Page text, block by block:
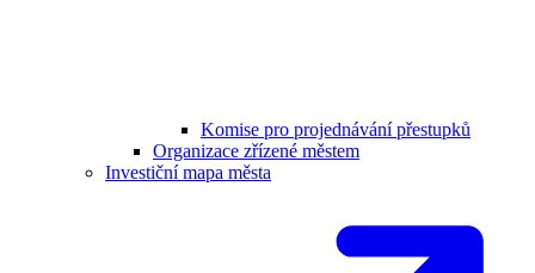
Komise pro projednávání přestupků
Organizace zřízené městem
Investiční mapa města